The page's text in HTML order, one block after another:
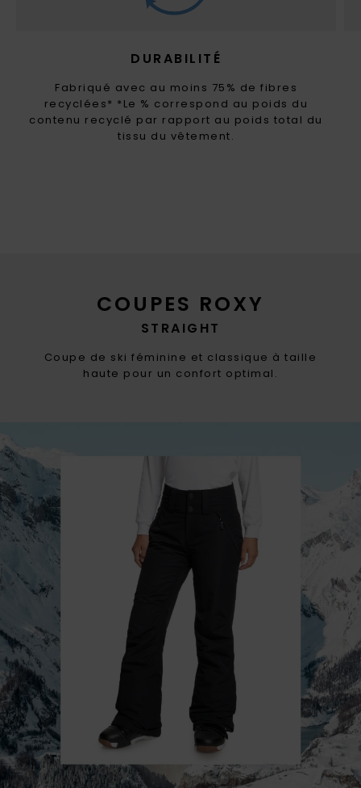
COUPES ROXY
STRAIGHT
Coupe de ski féminine et classique à taille
haute pour un confort optimal.
DURABILITÉ
Fabriqué avec au moins 75% de fibres
recyclées* *Le % correspond au poids du
contenu recyclé par rapport au poids total du
tissu du vêtement.